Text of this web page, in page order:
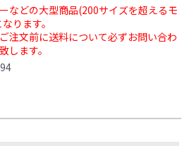
などの大型商品(200サイズを超えるモ
ります。
注文前に送料について必ずお問い合わ
します。